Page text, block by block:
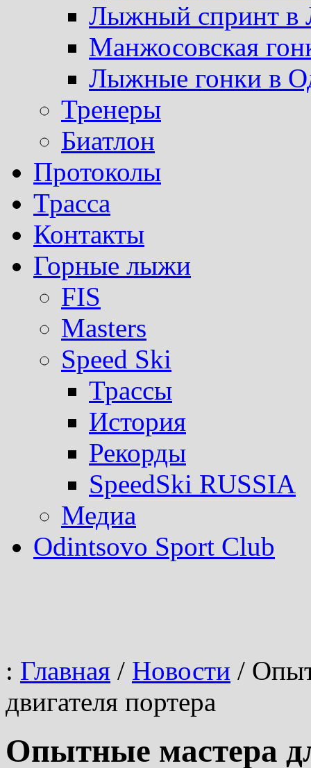
Лыжный спринт в
Манжосовская
Лыжные гонки в
Тренеры
Биатлон
Протоколы
Трасса
Контакты
Горные лыжи
FIS
Masters
Speed Ski
Трассы
История
Рекорды
SpeedSki RUSSIA
Медиа
Odintsovo Sport Club
: Главная / Новости /
двигателя портера
Опытные мастера